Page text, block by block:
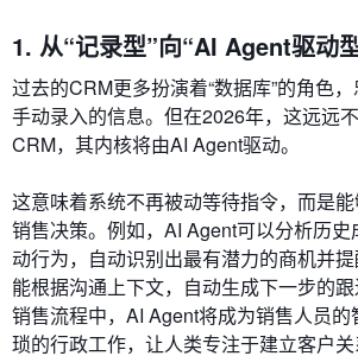
1. 从“记录型”向“AI Agent驱动
过去的CRM更多扮演着“数据库”的角色
手动录入的信息。但在2026年，这远远
CRM，其内核将由AI Agent驱动。
这意味着系统不再被动等待指令，而是
销售决策。例如，AI Agent可以分析历
动行为，自动识别出最有潜力的商机并
能根据沟通上下文，自动生成下一步的
销售流程中，AI Agent将成为销售人员
琐的行政工作，让人类专注于建立客户